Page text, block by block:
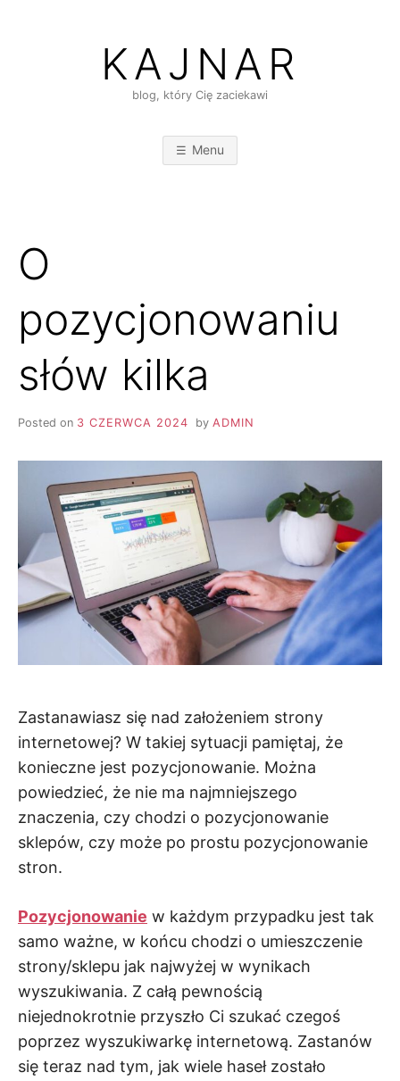
KAJNAR
blog, który Cię zaciekawi
Menu
O
pozycjonowaniu
słów kilka
Posted on 3 CZERWCA 2024 by ADMIN
Zastanawiasz się nad założeniem strony
internetowej? W takiej sytuacji pamiętaj, że
konieczne jest pozycjonowanie. Można
powiedzieć, że nie ma najmniejszego
znaczenia, czy chodzi o pozycjonowanie
sklepów, czy może po prostu pozycjonowanie
stron.
Pozycjonowanie w każdym przypadku jest tak
samo ważne, w końcu chodzi o umieszczenie
strony/sklepu jak najwyżej w wynikach
wyszukiwania. Z całą pewnością
niejednokrotnie przyszło Ci szukać czegoś
poprzez wyszukiwarkę internetową. Zastanów
się teraz nad tym, jak wiele haseł zostało